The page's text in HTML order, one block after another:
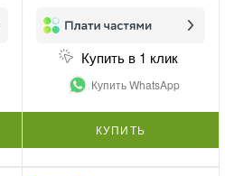
Купить в 1 клик
Купить WhatsApp
КУПИТЬ